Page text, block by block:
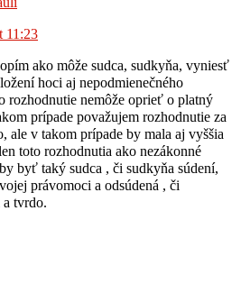
11:23
ako môže sudca, sudkyňa, vyniesť
hoci aj nepodmienečného
rozhodnutie nemôže oprieť o platný
prípade považujem rozhodnutie za
ale v takom prípade by mala aj vyššia
toto rozhodnutia ako nezákonné
byť taký sudca , či sudkyňa súdení,
právomoci a odsúdená , či
a tvrdo.